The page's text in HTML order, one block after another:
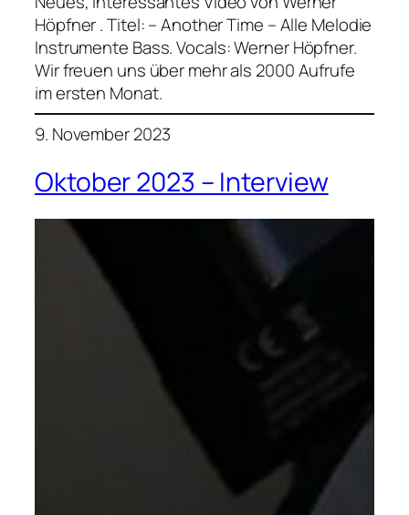
Höpfner . Titel: – Another Time – Alle Melodie
Instrumente Bass. Vocals: Werner Höpfner.
Wir freuen uns über mehr als 2000 Aufrufe
im ersten Monat.
9. November 2023
Oktober 2023 – Interview